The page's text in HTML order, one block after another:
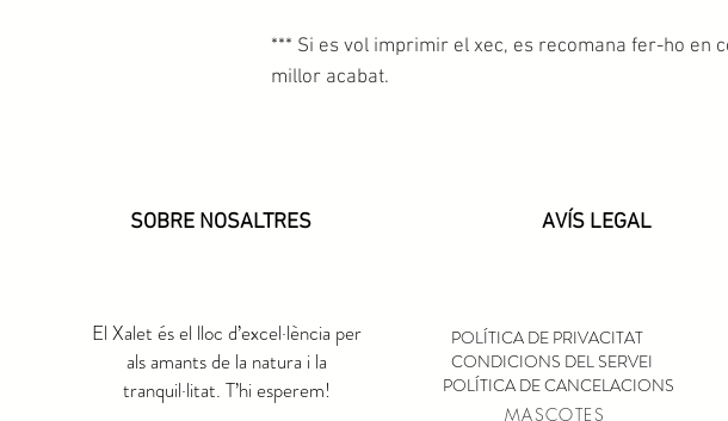
*** Si es vol imprimir el xec, es recomana fer-ho en
millor acabat.
SOBRE NOSALTRES
El Xalet és el lloc d’excel·lència per
als amants de la natura i la
tranquil·litat. T’hi esperem!
AVÍS LEGAL
POLÍTICA DE PRIVACITAT
CONDICIONS DEL SERVEI
POLÍTICA DE CANCELACIONS
MASCOTES